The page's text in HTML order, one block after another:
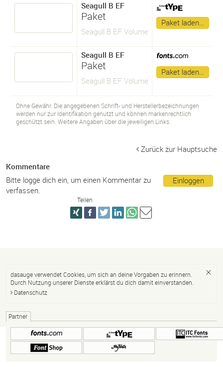
Seagull B EF
Paket
Seagull B EF Volume
Paket laden…
Seagull B EF
Paket
Seagull B EF Volume
Paket laden…
Ohne Gewähr. Die angegebenen Schrift- und Herstellerbezeichnungen
werden nur zur Identifikation genutzt und können markenrechtlich
geschützt sein. Weitere Angaben über die jeweiligen Links.
Zurück zur Hauptsuche
Kommentare
Einloggen
Bitte logge dich ein, um einen Kommentar zu
verfassen.
Teilen
dasauge verwendet Cookies, um sich an deine Vorgaben zu erinnern.
Durch Nutzung unserer Dienste erklärst du dich damit einverstanden.
Datenschutz
Partner